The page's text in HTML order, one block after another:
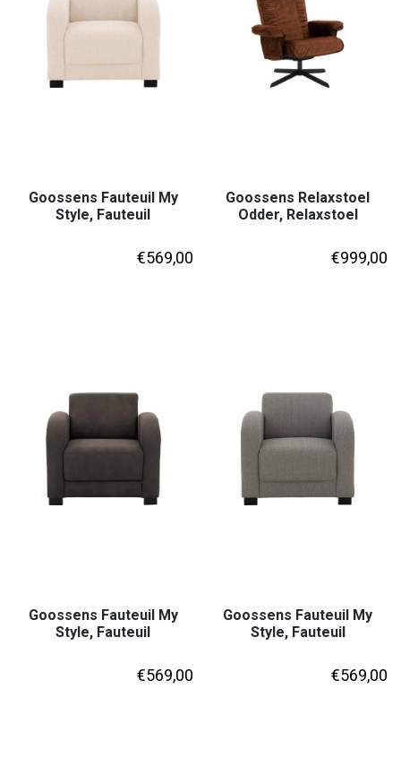
Goossens Fauteuil My
Style, Fauteuil
€569,00
Goossens Relaxstoel
Odder, Relaxstoel
€999,00
Goossens Fauteuil My
Style, Fauteuil
€569,00
Goossens Fauteuil My
Style, Fauteuil
€569,00